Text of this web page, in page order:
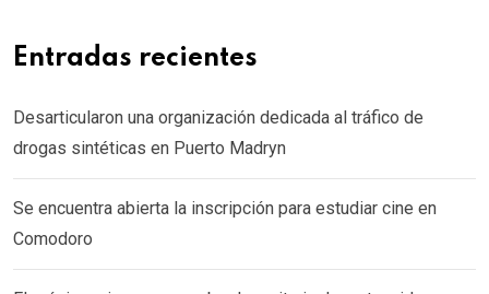
Entradas recientes
Desarticularon una organización dedicada al tráfico de
drogas sintéticas en Puerto Madryn
Se encuentra abierta la inscripción para estudiar cine en
Comodoro